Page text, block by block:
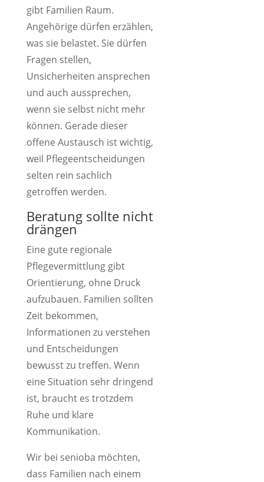
gibt Familien Raum.
Angehörige dürfen erzählen,
was sie belastet. Sie dürfen
Fragen stellen,
Unsicherheiten ansprechen
und auch aussprechen,
wenn sie selbst nicht mehr
können. Gerade dieser
offene Austausch ist wichtig,
weil Pflegeentscheidungen
selten rein sachlich
getroffen werden.
Beratung sollte nicht
drängen
Eine gute regionale
Pflegevermittlung gibt
Orientierung, ohne Druck
aufzubauen. Familien sollten
Zeit bekommen,
Informationen zu verstehen
und Entscheidungen
bewusst zu treffen. Wenn
eine Situation sehr dringend
ist, braucht es trotzdem
Ruhe und klare
Kommunikation.
Wir bei senioba möchten,
dass Familien nach einem